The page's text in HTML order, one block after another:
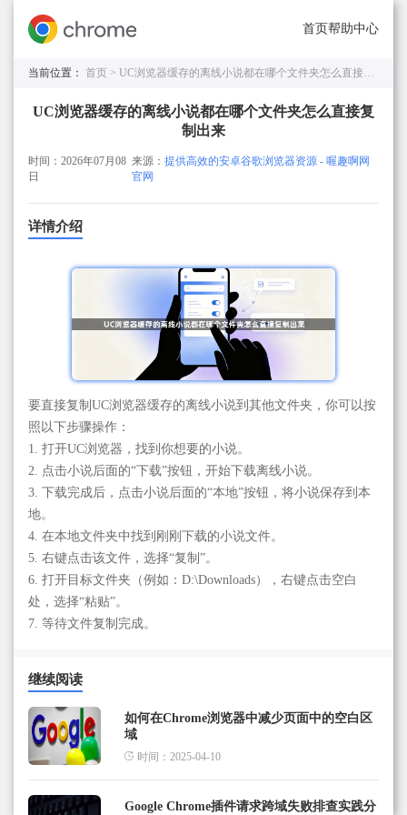
首页帮助中心
当前位置： 首页 > UC浏览器缓存的离线小说都在哪个文件夹怎么直接复制出来
UC浏览器缓存的离线小说都在哪个文件夹怎么直接复
制出来
时间：2026年07月08
日
来源：提供高效的安卓谷歌浏览器资源 - 喔趣啊网
官网
详情介绍
要直接复制UC浏览器缓存的离线小说到其他文件夹，你可以按
照以下步骤操作：
1. 打开UC浏览器，找到你想要的小说。
2. 点击小说后面的“下载”按钮，开始下载离线小说。
3. 下载完成后，点击小说后面的“本地”按钮，将小说保存到本
地。
4. 在本地文件夹中找到刚刚下载的小说文件。
5. 右键点击该文件，选择“复制”。
6. 打开目标文件夹（例如：D:\Downloads），右键点击空白
处，选择“粘贴”。
7. 等待文件复制完成。
继续阅读
如何在Chrome浏览器中减少页面中的空白区
域
时间：2025-04-10
Google Chrome插件请求跨域失败排查实践分